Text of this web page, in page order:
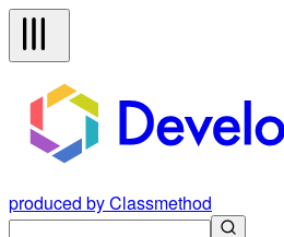
produced by Classmethod